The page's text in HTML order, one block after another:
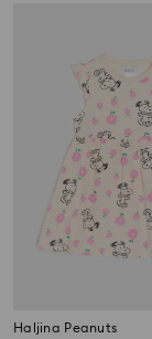
Haljina Peanuts